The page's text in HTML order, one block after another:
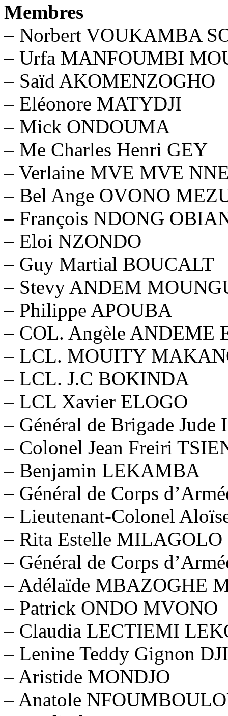
Membres
– Norbert VOUKAMBA
– Urfa MANFOUMBI
– Saïd AKOMENZOGHO
– Eléonore MATYDJI
– Mick ONDOUMA
– Me Charles Henri GEY
– Verlaine MVE MVE
– Bel Ange OVONO
– François NDONG
– Eloi NZONDO
– Guy Martial BOUCALT
– Stevy ANDEM
– Philippe APOUBA
– COL. Angèle ANDEME
– LCL. MOUITY
– LCL. J.C BOKINDA
– LCL Xavier ELOGO
– Général de Brigade
– Colonel Jean Freiri
– Benjamin LEKAMBA
– Général de Corps
– Lieutenant-Colonel
– Rita Estelle MILAGOLO
– Général de Corps
– Adélaïde MBAZOGHE
– Patrick ONDO MVONO
– Claudia LECTIEMI
– Lenine Teddy Gignon
– Aristide MONDJO
– Anatole